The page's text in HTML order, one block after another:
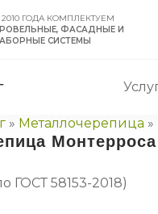
2010 ГОДА КОМПЛЕКТУЕМ
ФАСАДНЫЕ И
СИСТЕМЫ
» Металлочерепица »
ГОСТ 58153-2018)